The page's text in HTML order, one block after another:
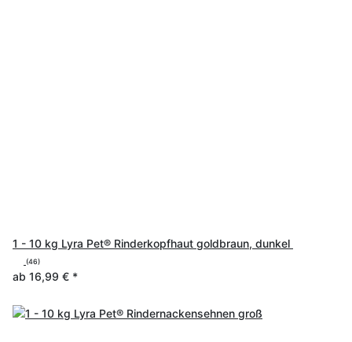
1 - 10 kg Lyra Pet® Rinderkopfhaut goldbraun, dunkel
(46)
ab 16,99 € *